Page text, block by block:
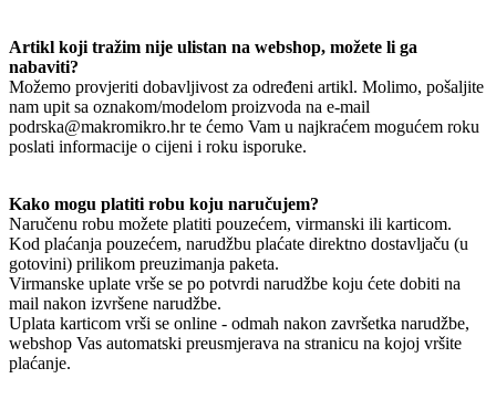
Artikl koji tražim nije ulistan na webshop, možete li ga
nabaviti?
Možemo provjeriti dobavljivost za određeni artikl. Molimo, pošaljite
nam upit sa oznakom/modelom proizvoda na e-mail
podrska@makromikro.hr te ćemo Vam u najkraćem mogućem roku
poslati informacije o cijeni i roku isporuke.
Kako mogu platiti robu koju naručujem?
Naručenu robu možete platiti pouzećem, virmanski ili karticom.
Kod plaćanja pouzećem, narudžbu plaćate direktno dostavljaču (u
gotovini) prilikom preuzimanja paketa.
Virmanske uplate vrše se po potvrdi narudžbe koju ćete dobiti na
mail nakon izvršene narudžbe.
Uplata karticom vrši se online - odmah nakon završetka narudžbe,
webshop Vas automatski preusmjerava na stranicu na kojoj vršite
plaćanje.